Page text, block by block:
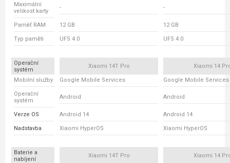
Maximální
velikost karty
- -
Paměť RAM 12 GB 12 GB
Typ paměti UFS 4.0 UFS 4.0
Operační
systém
Xiaomi 14T Pro Xiaomi 14
Mobilní služby Google Mobile Services Google Mobile Services
Operační
systém
Android Android
Verze OS Android 14 Android 14
Nadstavba Xiaomi HyperOS Xiaomi HyperOS
Baterie a
nabíjení
Xiaomi 14T Pro Xiaomi 14